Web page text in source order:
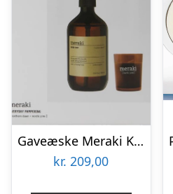
Gaveæske Meraki Kitchen essentials gavesæt med økologisk håndsæbe 490 ml og duftlys 12 timers brændetid
kr. 209,00